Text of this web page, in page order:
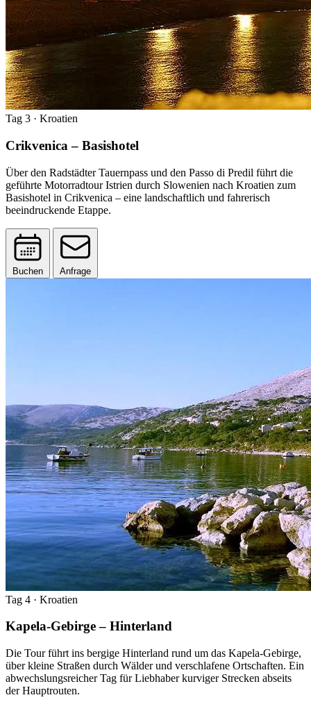
Tag 3 · Kroatien
Crikvenica – Basishotel
Über den Radstädter Tauernpass und den Passo di Predil führt die
geführte Motorradtour Istrien durch Slowenien nach Kroatien zum
Basishotel in Crikvenica – eine landschaftlich und fahrerisch
beeindruckende Etappe.
Buchen Anfrage
Tag 4 · Kroatien
Kapela-Gebirge – Hinterland
Die Tour führt ins bergige Hinterland rund um das Kapela-Gebirge,
über kleine Straßen durch Wälder und verschlafene Ortschaften. Ein
abwechslungsreicher Tag für Liebhaber kurviger Strecken abseits
der Hauptrouten.